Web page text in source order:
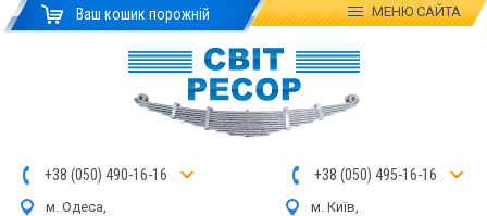
Ваш кошик порожній МЕНЮСАЙТА
+38 (050) 490-16-16
м. Одеса,
+38 (050) 495-16-16
м. Київ,